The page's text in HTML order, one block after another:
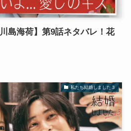
島海荷】第9話ネタバレ！花
私たち結婚しました３